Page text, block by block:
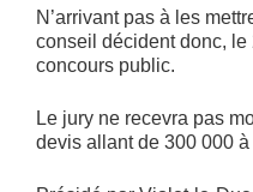
N’arrivant pas à les
conseil décident donc, le
concours public.
Le jury ne recevra pas
devis allant de 300 000